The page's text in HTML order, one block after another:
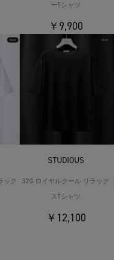
ーTシャツ
￥9,900
ック
STUDIOUS
32G ロイヤルクール リラック
スTシャツ
￥12,100